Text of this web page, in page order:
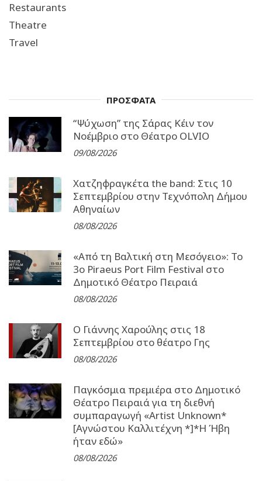
Restaurants
Theatre
Travel
ΠΡΟΣΦΑΤΑ
“Ψύχωση” της Σάρας Κέιν τον
Νοέμβριο στο Θέατρο OLVIO
09/08/2026
Χατζηφραγκέτα the band: Στις 10
Σεπτεμβρίου στην Τεχνόπολη Δήμου
Αθηναίων
08/08/2026
«Από τη Βαλτική στη Μεσόγειο»: Το
3o Piraeus Port Film Festival στο
Δημοτικό Θέατρο Πειραιά
08/08/2026
Ο Γιάννης Χαρούλης στις 18
Σεπτεμβρίου στο θέατρο Γης
08/08/2026
Παγκόσμια πρεμιέρα στο Δημοτικό
Θέατρο Πειραιά για τη διεθνή
συμπαραγωγή «Artist Unknown*
[Αγνώστου Καλλιτέχνη *]*Η Ήβη
ήταν εδώ»
08/08/2026